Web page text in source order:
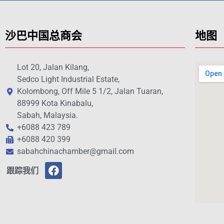
沙巴中国总商会
Lot 20, Jalan Kilang,
Sedco Light Industrial Estate,
Kolombong, Off Mile 5 1/2, Jalan Tuaran,
88999 Kota Kinabalu,
Sabah, Malaysia.
+6088 423 789
+6088 420 399
sabahchinachamber@gmail.com
跟踪我们
地图